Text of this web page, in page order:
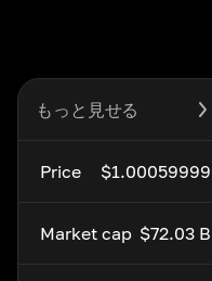
もっと見せる
Price $1.00059999
Market cap $72.03 B